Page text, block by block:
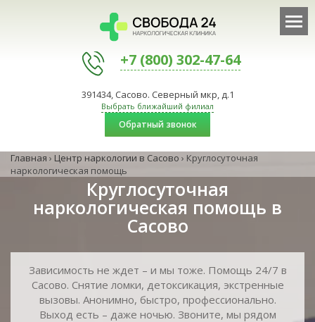
+7 (800) 302-47-64
391434, Сасово. Северный мкр, д.1
Выбрать ближайший филиал
Обратный звонок
Главная › Центр наркологии в Сасово › Круглосуточная
наркологическая помощь
Круглосуточная
наркологическая помощь в
Сасово
Зависимость не ждет – и мы тоже. Помощь 24/7 в
Сасово. Снятие ломки, детоксикация, экстренные
вызовы. Анонимно, быстро, профессионально.
Выход есть – даже ночью. Звоните, мы рядом